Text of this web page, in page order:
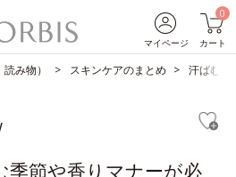
マイページ
0
カート
み物） スキンケアのまとめ 汗ばむ季
季節や香りマナーが必